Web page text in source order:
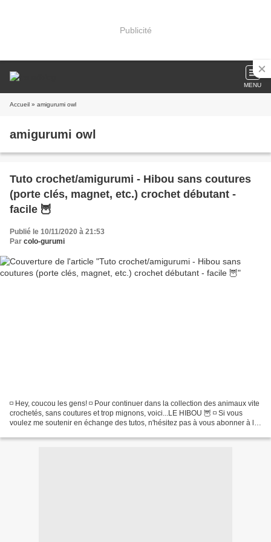
Publicité
MENU
Accueil » amigurumi owl
amigurumi owl
Tuto crochet/amigurumi - Hibou sans coutures
(porte clés, magnet, etc.) crochet débutant -
facile 🦉
Publié le 10/11/2020 à 21:53
Par colo-gurumi
◽ Hey, coucou les gens! ◽ Pour continuer dans la collection des animaux vite
crochetés, sans coutures et trop mignons, voici...LE HIBOU 🦉 ◽ Si vous
voulez me soutenir en échange des tutos, n'hésitez pas à vous abonner à la